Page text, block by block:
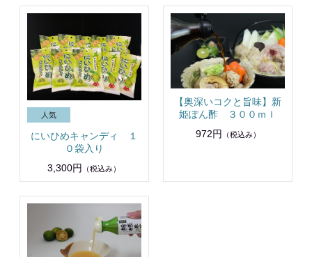
にいひめキャンディ １
０袋入り
3,300円
（税込み）
【奥深いコクと旨味】新
姫ぽん酢 ３００ｍｌ
972円 （税込み）